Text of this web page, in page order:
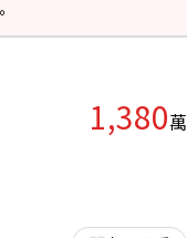
1,380萬